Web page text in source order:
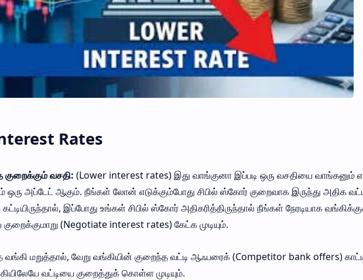
Rates
குறைக்கும் வசதி: (Lower interest rates) இது வாங்குனா இப்படி ஒரு வசதியை வாங்கனும்
அப்டேட் ஆகும். நீங்கள் லோன் எடுக்கும்போது சிபில் ஸ்கோர் குறைவாக இருந்து அதிக
இப்போது உங்கள் சிபில் ஸ்கோர் அதிகரித்திருந்தால் நீங்கள் நேரடியாக
(Negotiate interest rates) கேட்க முடியும்.
மறுத்தால், வேறு வங்கியின் குறைந்த வட்டி ஆஃபரைக் (Competitor bank offers)
வட்டியை குறைத்துக் கொள்ள முடியும்.